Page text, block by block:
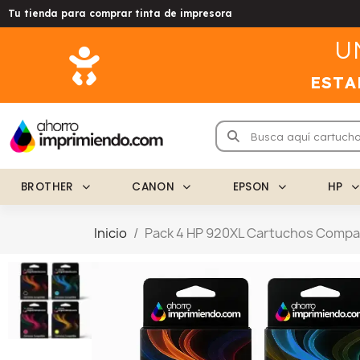
Tu tienda para comprar tinta de impresora
BROTHER CANON EPSON HP
Inicio Pack 4 HP 920XL Cartuchos